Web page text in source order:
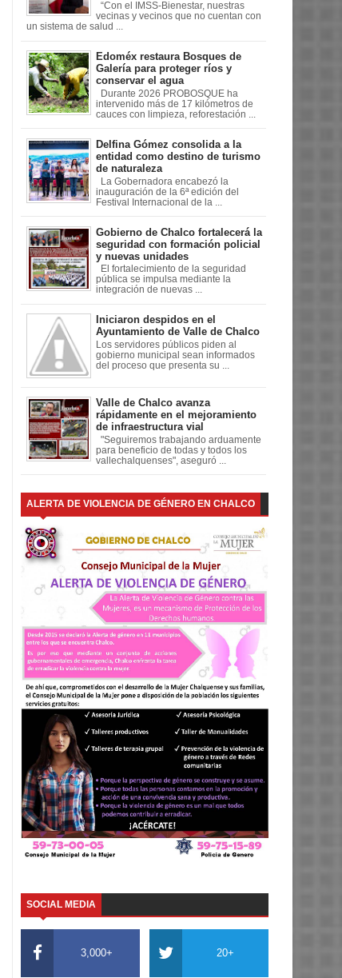
“Con el IMSS-Bienestar, nuestras
vecinas y vecinos que no cuentan con
un sistema de salud ...
Edoméx restaura Bosques de
Galería para proteger ríos y
conservar el agua
Durante 2026 PROBOSQUE ha
intervenido más de 17 kilómetros de
cauces con limpieza, reforestación ...
Delfina Gómez consolida a la
entidad como destino de turismo
de naturaleza
La Gobernadora encabezó la
inauguración de la 6ª edición del
Festival Internacional de la ...
Gobierno de Chalco fortalecerá la
seguridad con formación policial
y nuevas unidades
El fortalecimiento de la seguridad
pública se impulsa mediante la
integración de nuevas ...
Iniciaron despidos en el
Ayuntamiento de Valle de Chalco
Los servidores públicos piden al
gobierno municipal sean informados
del proceso que presenta su ...
Valle de Chalco avanza
rápidamente en el mejoramiento
de infraestructura vial
"Seguiremos trabajando arduamente
para beneficio de todas y todos los
vallechalquenses", aseguró ...
ALERTA DE VIOLENCIA DE GÉNERO EN CHALCO
SOCIAL MEDIA
3,000+ 20+